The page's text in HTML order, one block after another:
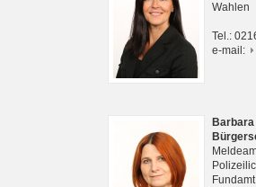
Wahlen
Tel.:
e-mail: